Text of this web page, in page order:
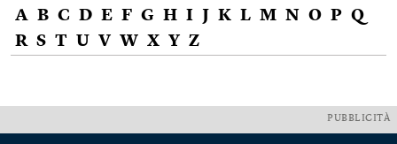
A B C D E F G H I J K L M N O P Q
R S T U V W X Y Z
PUBBLICITÀ